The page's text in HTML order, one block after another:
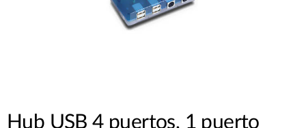
Hub USB 4 puertos, 1 puerto